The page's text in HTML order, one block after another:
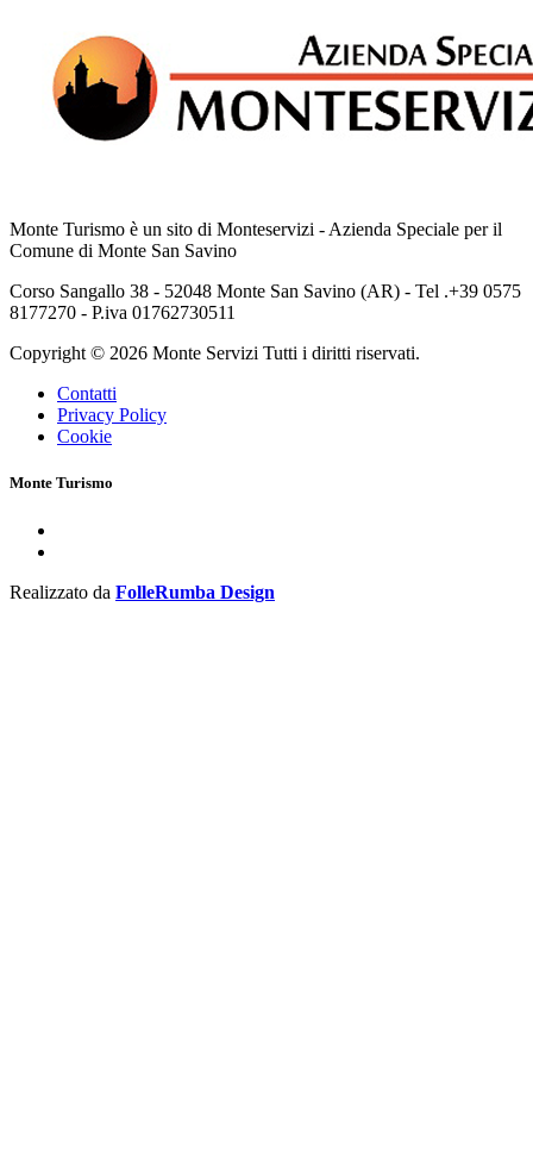
Monte Turismo è un sito di Monteservizi - Azienda Speciale per il
Comune di Monte San Savino
Corso Sangallo 38 - 52048 Monte San Savino (AR) - Tel .+39 0575
8177270 - P.iva 01762730511
Copyright © 2026 Monte Servizi Tutti i diritti riservati.
Contatti
Privacy Policy
Cookie
Monte Turismo
Realizzato da FolleRumba Design